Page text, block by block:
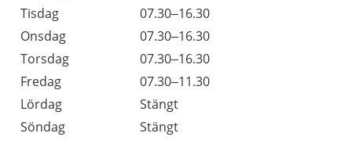
Tisdag
07.30–16.30
Onsdag
07.30–16.30
Torsdag
07.30–16.30
Fredag
07.30–11.30
Lördag
Stängt
Söndag
Stängt